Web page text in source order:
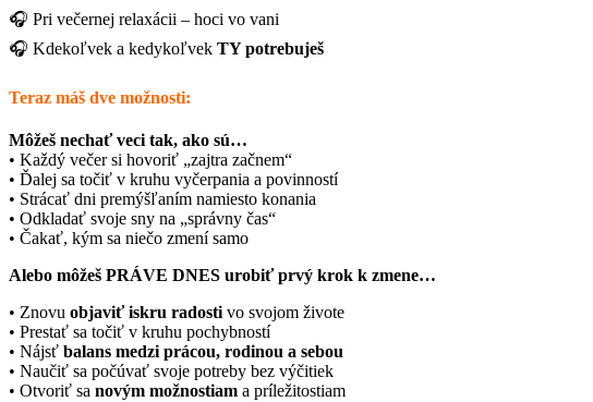
🎧 Pri večernej relaxácii – hoci vo vani
🎧 Kdekoľvek a kedykoľvek TY potrebuješ
Teraz máš dve možnosti:
Môžeš nechať veci tak, ako sú…
• Každý večer si hovoriť „zajtra začnem“
• Ďalej sa točiť v kruhu vyčerpania a povinností
• Strácať dni premýšľaním namiesto konania
• Odkladať svoje sny na „správny čas“
• Čakať, kým sa niečo zmení samo
Alebo môžeš PRÁVE DNES urobiť prvý krok k zmene…
• Znovu objaviť iskru radosti vo svojom živote
• Prestať sa točiť v kruhu pochybností
• Nájsť balans medzi prácou, rodinou a sebou
• Naučiť sa počúvať svoje potreby bez výčitiek
• Otvoriť sa novým možnostiam a príležitostiam